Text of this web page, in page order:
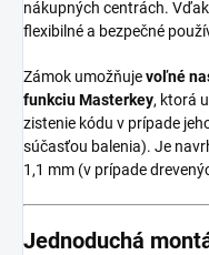
nákupných centrách.
flexibilné a bezpečné
Zámok umožňujevoľné
funkciu Masterkey, ktorá
zistenie kódu v prípade
súčasťou balenia). Je
1,1 mm (v prípade
Jednoduchá